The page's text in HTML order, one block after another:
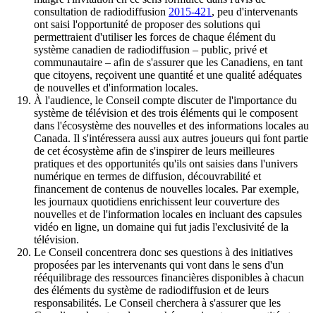
consultation de radiodiffusion 2015-421 , peu d'intervenants
ont saisi l'opportunité de proposer des solutions qui
permettraient d'utiliser les forces de chaque élément du
système canadien de radiodiffusion – public, privé et
communautaire – afin de s'assurer que les Canadiens, en tant
que citoyens, reçoivent une quantité et une qualité adéquates
de nouvelles et d'information locales.
À l'audience, le Conseil compte discuter de l'importance du
système de télévision et des trois éléments qui le composent
dans l'écosystème des nouvelles et des informations locales au
Canada. Il s'intéressera aussi aux autres joueurs qui font partie
de cet écosystème afin de s'inspirer de leurs meilleures
pratiques et des opportunités qu'ils ont saisies dans l'univers
numérique en termes de diffusion, découvrabilité et
financement de contenus de nouvelles locales. Par exemple,
les journaux quotidiens enrichissent leur couverture des
nouvelles et de l'information locales en incluant des capsules
vidéo en ligne, un domaine qui fut jadis l'exclusivité de la
télévision.
Le Conseil concentrera donc ses questions à des initiatives
proposées par les intervenants qui vont dans le sens d'un
rééquilibrage des ressources financières disponibles à chacun
des éléments du système de radiodiffusion et de leurs
responsabilités. Le Conseil cherchera à s'assurer que les